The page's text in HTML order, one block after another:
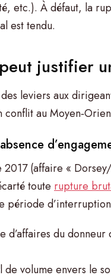
etc.). À défaut, la
est tendu.
justifier
leviers aux
conflit au
(affaire «
toute rupture
période
d’affaires du
de volume envers le